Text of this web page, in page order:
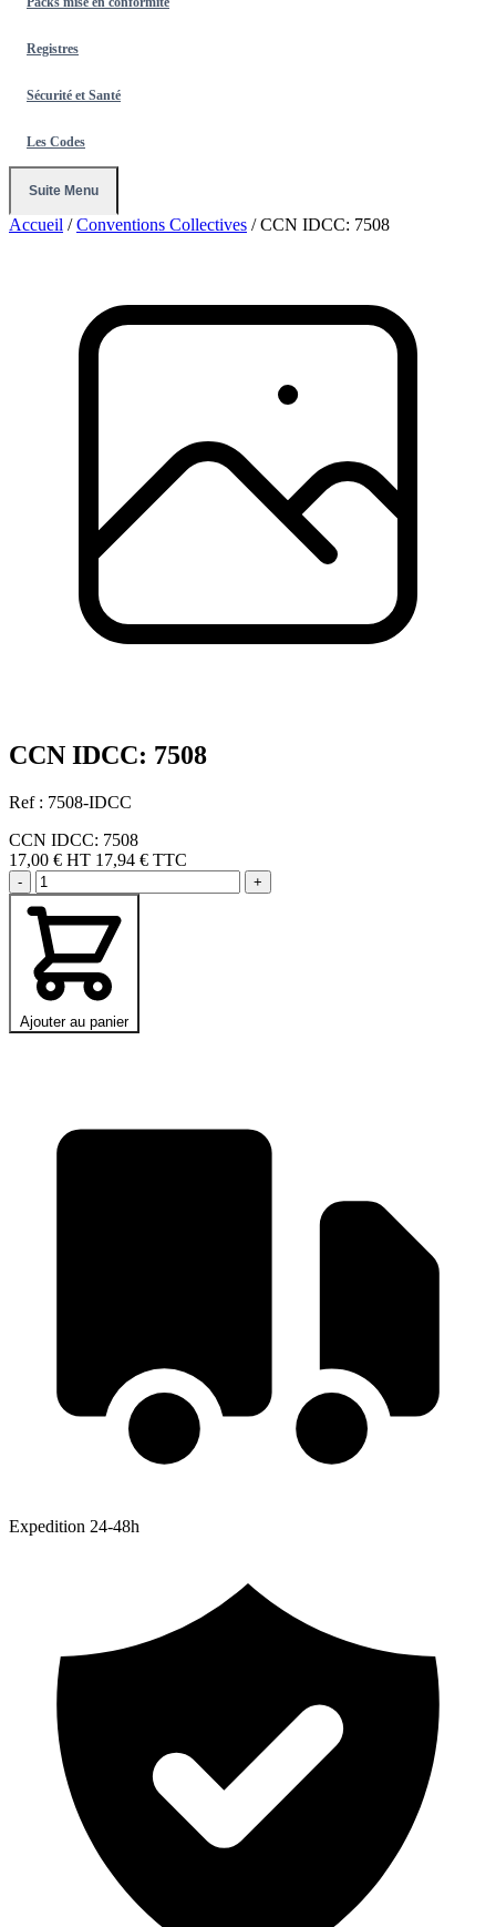
Registres
Sécurité et Santé
Les Codes
Suite Menu
Accueil / Conventions Collectives / CCN IDCC: 7508
CCN IDCC: 7508
Ref : 7508-IDCC
CCN IDCC: 7508
17,00 € HT 17,94 € TTC
- +
Ajouter au panier
Expedition 24-48h